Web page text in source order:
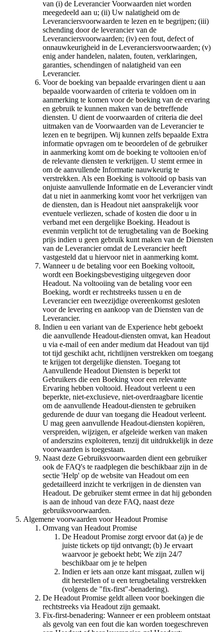
van (i) de Leverancier Voorwaarden niet worden
meegedeeld aan u; (ii) Uw nalatigheid om de
Leveranciersvoorwaarden te lezen en te begrijpen; (iii)
schending door de leverancier van de
Leveranciersvoorwaarden; (iv) een fout, defect of
onnauwkeurigheid in de Leveranciersvoorwaarden; (v)
enig ander handelen, nalaten, fouten, verklaringen,
garanties, schendingen of nalatigheid van een
Leverancier.
Voor de boeking van bepaalde ervaringen dient u aan
bepaalde voorwaarden of criteria te voldoen om in
aanmerking te komen voor de boeking van de ervaring
en gebruik te kunnen maken van de betreffende
diensten. U dient de voorwaarden of criteria die deel
uitmaken van de Voorwaarden van de Leverancier te
lezen en te begrijpen. Wij kunnen zelfs bepaalde Extra
informatie opvragen om te beoordelen of de gebruiker
in aanmerking komt om de boeking te voltooien en/of
de relevante diensten te verkrijgen. U stemt ermee in
om de aanvullende Informatie nauwkeurig te
verstrekken. Als een Boeking is voltooid op basis van
onjuiste aanvullende Informatie en de Leverancier vindt
dat u niet in aanmerking komt voor het verkrijgen van
de diensten, dan is Headout niet aansprakelijk voor
eventuele verliezen, schade of kosten die door u in
verband met een dergelijke Boeking. Headout is
evenmin verplicht tot de terugbetaling van de Boeking
prijs indien u geen gebruik kunt maken van de Diensten
van de Leverancier omdat de Leverancier heeft
vastgesteld dat u hiervoor niet in aanmerking komt.
Wanneer u de betaling voor een Boeking voltooit,
wordt een Boekingsbevestiging uitgegeven door
Headout. Na voltooiing van de betaling voor een
Boeking, wordt er rechtstreeks tussen u en de
Leverancier een tweezijdige overeenkomst gesloten
voor de levering en aankoop van de Diensten van de
Leverancier.
Indien u een variant van de Experience hebt geboekt
die aanvullende Headout-diensten omvat, kan Headout
u via e-mail of een ander medium dat Headout van tijd
tot tijd geschikt acht, richtlijnen verstrekken om toegang
te krijgen tot dergelijke diensten. Toegang tot
Aanvullende Headout Diensten is beperkt tot
Gebruikers die een Boeking voor een relevante
Ervaring hebben voltooid. Headout verleent u een
beperkte, niet-exclusieve, niet-overdraagbare licentie
om de aanvullende Headout-diensten te gebruiken
gedurende de duur van toegang die Headout verleent.
U mag geen aanvullende Headout-diensten kopiëren,
verspreiden, wijzigen, er afgeleide werken van maken
of anderszins exploiteren, tenzij dit uitdrukkelijk in deze
voorwaarden is toegestaan.
Naast deze Gebruiksvoorwaarden dient een gebruiker
ook de FAQ's te raadplegen die beschikbaar zijn in de
sectie 'Help' op de website van Headout om een
gedetailleerd inzicht te verkrijgen in de diensten van
Headout. De gebruiker stemt ermee in dat hij gebonden
is aan de inhoud van deze FAQ, naast deze
gebruiksvoorwaarden.
Algemene voorwaarden voor Headout Promise
Omvang van Headout Promise
De Headout Promise zorgt ervoor dat (a) je de
juiste tickets op tijd ontvangt; (b) Je ervaart
waarvoor je geboekt hebt; We zijn 24/7
beschikbaar om je te helpen
Indien er iets aan onze kant misgaat, zullen wij
dit herstellen of u een terugbetaling verstrekken
(volgens de "fix-first"-benadering).
De Headout Promise geldt alleen voor boekingen die
rechtstreeks via Headout zijn gemaakt.
Fix-first-benadering: Wanneer er een probleem ontstaat
als gevolg van een fout die kan worden toegeschreven